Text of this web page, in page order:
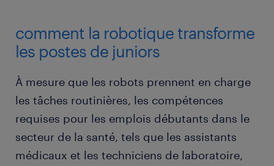
comment la robotique transforme
les postes de juniors
À mesure que les robots prennent en charge
les tâches routinières, les compétences
requises pour les emplois débutants dans le
secteur de la santé, tels que les assistants
médicaux et les techniciens de laboratoire,